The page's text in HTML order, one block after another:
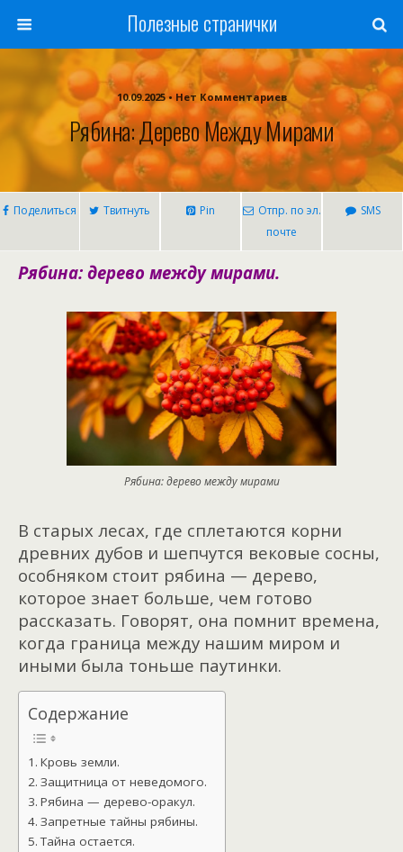
Полезные странички
10.09.2025 • Нет Комментариев
Рябина: Дерево Между Мирами
Поделиться Твитнуть Pin
Отпр. по эл.
почте
SMS
Рябина: дерево между мирами.
Рябина: дерево между мирами
В старых лесах, где сплетаются корни
древних дубов и шепчутся вековые сосны,
особняком стоит рябина — дерево,
которое знает больше, чем готово
рассказать. Говорят, она помнит времена,
когда граница между нашим миром и
иными была тоньше паутинки.
Содержание
Кровь земли.
Защитница от неведомого.
Рябина — дерево-оракул.
Запретные тайны рябины.
Тайна остается.